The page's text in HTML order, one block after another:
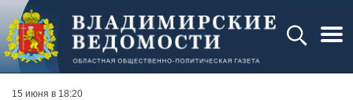
15 июня в 18:20